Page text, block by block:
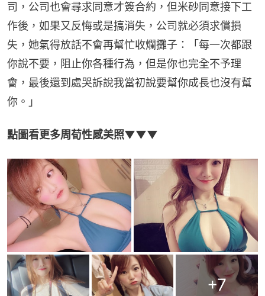
司，公司也會尋求同意才簽合約，但米砂同意接下工
作後，如果又反悔或是搞消失，公司就必須求償損
失，她氣得放話不會再幫忙收爛攤子：「每一次都跟
你說不要，阻止你各種行為，但是你也完全不予理
會，最後還到處哭訴說我當初說要幫你成長也沒有幫
你。」
點圖看更多周荀性感美照▼▼▼
+7